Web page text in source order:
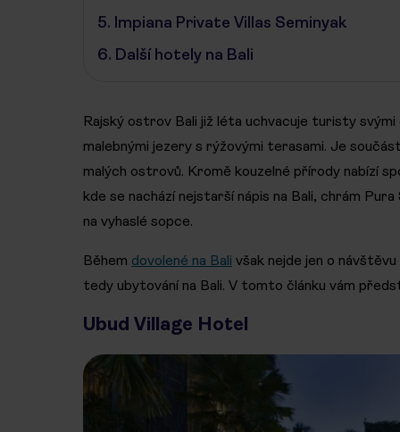
5. Impiana Private Villas Seminyak
6. Další hotely na Bali
Rajský ostrov Bali již léta uchvacuje turisty
malebnými jezery s rýžovými terasami. Je
malých ostrovů. Kromě kouzelné přírody nabízí
kde se nachází nejstarší nápis na Bali, chrám
na vyhaslé sopce.
Během dovolené na Bali však nejde jen o
tedy ubytování na Bali. V tomto článku vám
Ubud Village Hotel